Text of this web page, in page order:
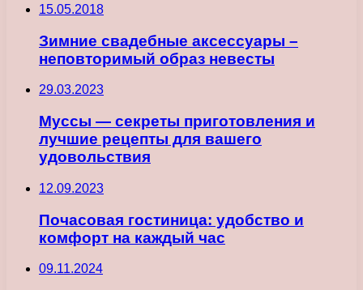
15.05.2018
Зимние свадебные аксессуары –
неповторимый образ невесты
29.03.2023
Муссы — секреты приготовления и
лучшие рецепты для вашего
удовольствия
12.09.2023
Почасовая гостиница: удобство и
комфорт на каждый час
09.11.2024